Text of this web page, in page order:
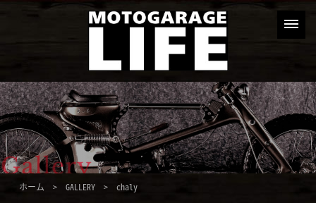
ホーム > GALLERY> chaly